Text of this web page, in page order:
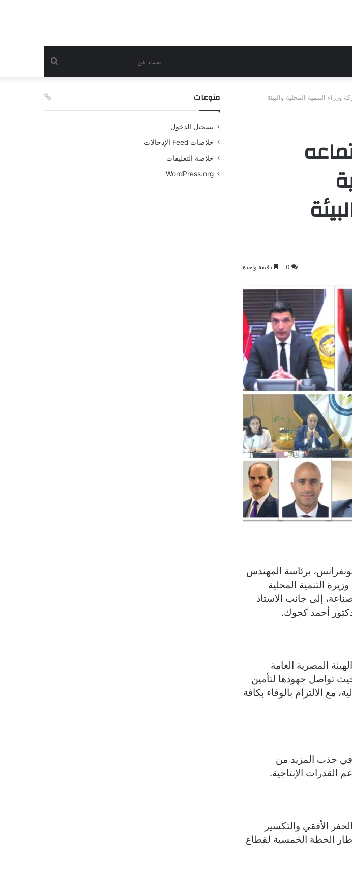
بحث
عن
التنمية المحلية والبيئة
0 دقيقة واحدة
برئاسة المهندس
التنمية المحلية
إلى جانب الاستاذ
أحمد كجوك.
المصرية العامة
تواصل جهودها لتأمين
مع الالتزام بالوفاء بكافة
في جذب المزيد من
القدرات الإنتاجية.
الأفقي والتكسير
الخطة الخمسية لقطاع
منوعات
تسجيل الدخول
خلاصات Feed الإدخالات
خلاصة التعليقات
WordPress.org